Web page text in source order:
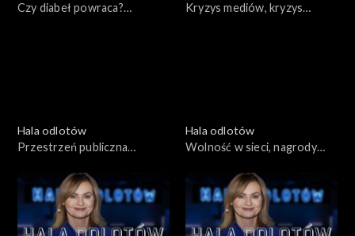
Czy diabeł powraca?
Kryzys mediów, kryzys
Hala odlotów
Przestrzeń publiczna
Hala odlotów
Wolność w sieci, nagrody